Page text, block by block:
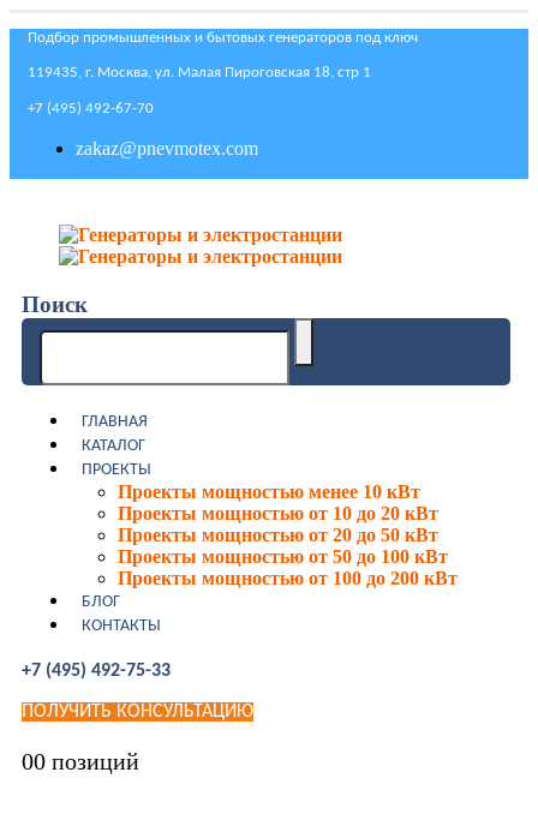
Подбор промышленных и бытовых генераторов под ключ
119435, г. Москва, ул. Малая Пироговская 18, стр 1
+7 (495) 492-67-70
zakaz@pnevmotex.com
Поиск
ГЛАВНАЯ
КАТАЛОГ
ПРОЕКТЫ
Проекты мощностью менее 10 кВт
Проекты мощностью от 10 до 20 кВт
Проекты мощностью от 20 до 50 кВт
Проекты мощностью от 50 до 100 кВт
Проекты мощностью от 100 до 200 кВт
БЛОГ
КОНТАКТЫ
+7 (495) 492-75-33
ПОЛУЧИТЬ КОНСУЛЬТАЦИЮ
00 позиций